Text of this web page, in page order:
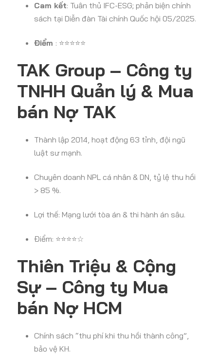
Cam kết: Tuân thủ IFC-ESG; phản biện chính
sách tại Diễn đàn Tài chính Quốc hội 05/2025.
Điểm : ⭐⭐⭐⭐⭐
TAK Group – Công ty
TNHH Quản lý & Mua
bán Nợ TAK
Thành lập 2014, hoạt động 63 tỉnh, đội ngũ
luật sư mạnh.
Chuyên doanh NPL cá nhân & DN, tỷ lệ thu hồi
> 85 %.
Lợi thế: Mạng lưới tòa án & thi hành án sâu.
Điểm: ⭐⭐⭐⭐☆
Thiên Triệu & Cộng
Sự – Công ty Mua
bán Nợ HCM
Chính sách “thu phí khi thu hồi thành công”,
bảo vệ KH.